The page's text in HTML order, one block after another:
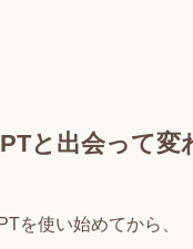
と出会って変
を使い始めてから、